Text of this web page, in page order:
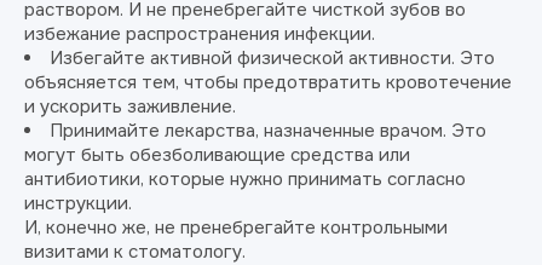
раствором. И не пренебрегайте чисткой зубов во
избежание распространения инфекции.
Избегайте активной физической активности. Это
объясняется тем, чтобы предотвратить кровотечение
и ускорить заживление.
Принимайте лекарства, назначенные врачом. Это
могут быть обезболивающие средства или
антибиотики, которые нужно принимать согласно
инструкции.
И, конечно же, не пренебрегайте контрольными
визитами к стоматологу.